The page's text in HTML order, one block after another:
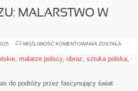
MALARSTWO W
MOŻLIWOŚĆ KOMENTOWANIA OD
OBRAZU:
POLSKIEJ
ZOSTAŁA
, malarze polscy, obraz, sztuka polska,
do podróży przez ⁢fascynujący świat